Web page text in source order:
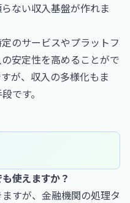
ない収入基盤が作れま
のサービスやプラットフ
安定性を高めることがで
が、収入の多様化もま
です。
使えますか？
すが、金融機関の処理タ